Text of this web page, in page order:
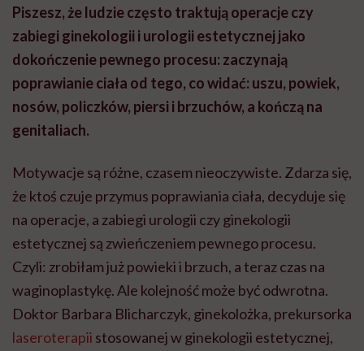
Piszesz, że ludzie często traktują operacje czy
zabiegi ginekologii i urologii estetycznej jako
dokończenie pewnego procesu: zaczynają
poprawianie ciała od tego, co widać: uszu, powiek,
nosów, policzków, piersi i brzuchów, a kończą na
genitaliach.
Motywacje są różne, czasem nieoczywiste. Zdarza się,
że ktoś czuje przymus poprawiania ciała, decyduje się
na operacje, a zabiegi urologii czy ginekologii
estetycznej są zwieńczeniem pewnego procesu.
Czyli: zrobiłam już powieki i brzuch, a teraz czas na
waginoplastykę. Ale kolejność może być odwrotna.
Doktor Barbara Blicharczyk, ginekolożka, prekursorka
laseroterapii stosowanej w ginekologii estetycznej,